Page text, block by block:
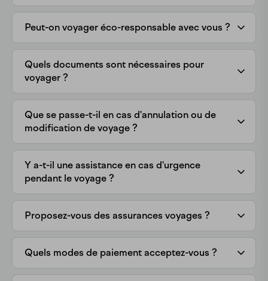
Peut-on voyager éco-responsable avec vous ?
Quels documents sont nécessaires pour
voyager ?
Que se passe-t-il en cas d'annulation ou de
modification de voyage ?
Y a-t-il une assistance en cas d'urgence
pendant le voyage ?
Proposez-vous des assurances voyages ?
Quels modes de paiement acceptez-vous ?